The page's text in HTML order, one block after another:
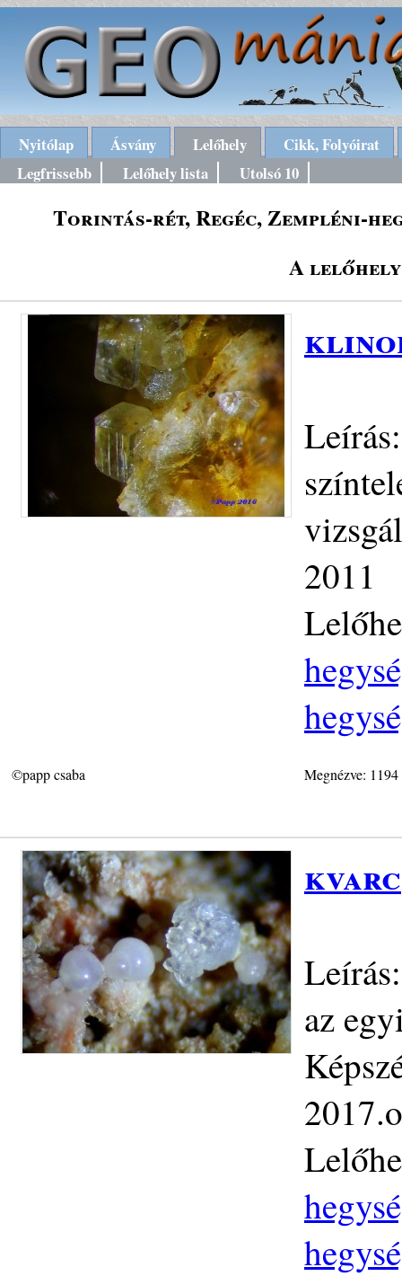
Nyitólap Ásvány Lelőhely
Cikk, Folyóirat
Legfrissebb
Lelőhely lista Utolsó 10
Torintás-rét, Regéc, Zempléni-
A lelőhely
2011
©papp csaba Megnézve:
kvarc
az